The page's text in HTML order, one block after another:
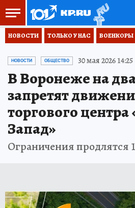
НОВОСТИ ТОЛЬКО У НАС ВОЕНКОРЫ
НОВОСТИ ОБЩЕСТВО 30 мая 2026 14:25
В Воронеже на
запретят
торгового
Запад»
Ограничения продлятся